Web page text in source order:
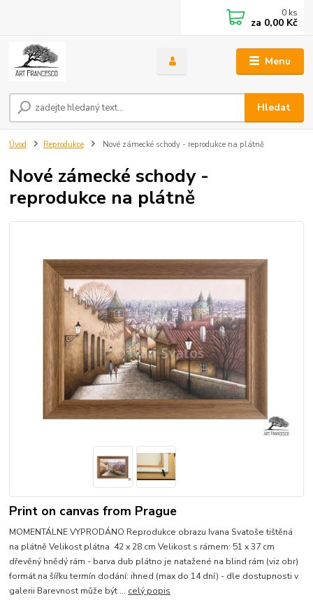
Menu
Hledat
0 ks
za 0,00 Kč
Úvod Reprodukce Nové zámecké schody - reprodukce na plátně
Nové zámecké schody -
reprodukce na plátně
Print on canvas from Prague
MOMENTÁLNE VYPRODÁNO Reprodukce obrazu Ivana Svatoše tištěná
na plátně Velikost plátna 42 x 28 cm Velikost s rámem: 51 x 37 cm
dřevěný hnědý rám - barva dub plátno je natažené na blind rám (viz obr)
formát na šířku termín dodání: ihned (max do 14 dní) - dle dostupnosti v
galerii Barevnost může být ... celý popis